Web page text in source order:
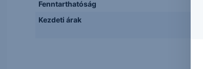
Fenntarthatóság
Kezdeti árak